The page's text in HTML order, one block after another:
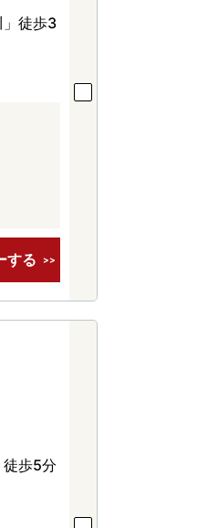
」徒歩3
する
歩5分